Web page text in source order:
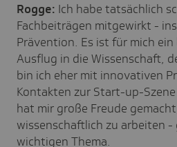
Rogge: Ich habe tatsächlich
Fachbeiträgen mitgewirkt -
Prävention. Es ist für mich ein
Ausflug in die Wissenschaft,
bin ich eher mit innovativen
Kontakten zur Start-up-
hat mir große Freude
wissenschaftlich zu arbeiten -
wichtigen Thema.